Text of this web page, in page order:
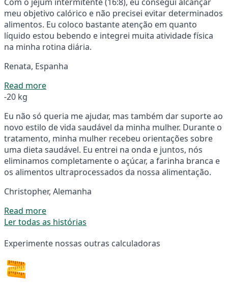
meu objetivo calórico e não precisei evitar determinados
alimentos. Eu coloco bastante atenção em quanto
líquido estou bebendo e integrei muita atividade física
na minha rotina diária.
Renata, Espanha
Read more
-20 kg
Eu não só queria me ajudar, mas também dar suporte ao
novo estilo de vida saudável da minha mulher. Durante o
tratamento, minha mulher recebeu orientações sobre
uma dieta saudável. Eu entrei na onda e juntos, nós
eliminamos completamente o açúcar, a farinha branca e
os alimentos ultraprocessados da nossa alimentação.
Christopher, Alemanha
Read more
Ler todas as histórias
Experimente nossas outras calculadoras